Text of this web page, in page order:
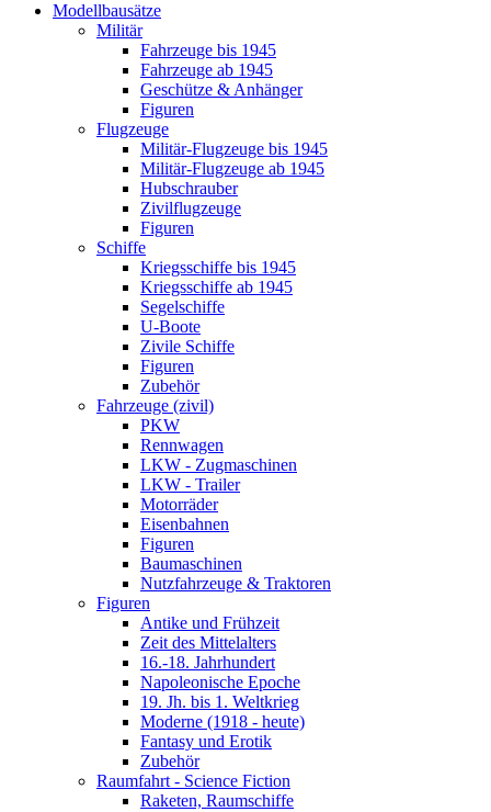
Modellbausätze
Militär
Fahrzeuge bis 1945
Fahrzeuge ab 1945
Geschütze & Anhänger
Figuren
Flugzeuge
Militär-Flugzeuge bis 1945
Militär-Flugzeuge ab 1945
Hubschrauber
Zivilflugzeuge
Figuren
Schiffe
Kriegsschiffe bis 1945
Kriegsschiffe ab 1945
Segelschiffe
U-Boote
Zivile Schiffe
Figuren
Zubehör
Fahrzeuge (zivil)
PKW
Rennwagen
LKW - Zugmaschinen
LKW - Trailer
Motorräder
Eisenbahnen
Figuren
Baumaschinen
Nutzfahrzeuge & Traktoren
Figuren
Antike und Frühzeit
Zeit des Mittelalters
16.-18. Jahrhundert
Napoleonische Epoche
19. Jh. bis 1. Weltkrieg
Moderne (1918 - heute)
Fantasy und Erotik
Zubehör
Raumfahrt - Science Fiction
Raketen, Raumschiffe